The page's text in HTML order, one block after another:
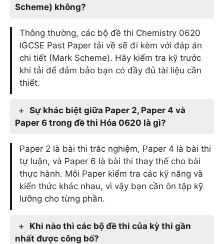
Scheme) không?
Thông thường, các bộ đề thi Chemistry 0620
IGCSE Past Paper tải về sẽ đi kèm với đáp án
chi tiết (Mark Scheme). Hãy kiểm tra kỹ trước
khi tải để đảm bảo bạn có đầy đủ tài liệu cần
thiết.
Sự khác biệt giữa Paper 2, Paper 4 và
Paper 6 trong đề thi Hóa 0620 là gì?
Paper 2 là bài thi trắc nghiệm, Paper 4 là bài thi
tự luận, và Paper 6 là bài thi thay thế cho bài
thực hành. Mỗi Paper kiểm tra các kỹ năng và
kiến thức khác nhau, vì vậy bạn cần ôn tập kỹ
lưỡng cho từng phần.
Khi nào thì các bộ đề thi của kỳ thi gần
nhất được công bố?